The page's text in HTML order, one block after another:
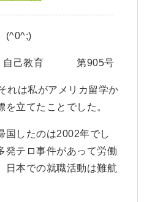
(^0^;)
」自己教育 第905号
れは私がアメリカ留学か
立てたことでした。
国したのは2002年でし
発テロ事件があって労働
日本での就職活動は難航